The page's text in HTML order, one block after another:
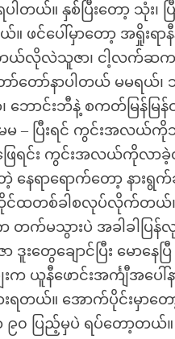
နှစ်ပြီးတော့ သုံး၊ ပြီးတ
င်ပေါ်မှာတော့ အရှိုးရာ
လိုလဲသူဇာ၊ ငါ့လက်ဆကတ
ော်နာပါတယ် မမရယ်၊
ဘောင်းဘီနဲ့ စကတ်မြန်မြ
ပြီးရင် ကွင်းအလယ်ကိုသွ
ေရင်း ကွင်းအလယ်ကိုလာခဲ့
ရာရောက်တော့ နားရွ
စ်ခါစလုပ်လိုက်တယ်။ သ
တက်မသွားပဲ အခါခါပ
ချောင်ပြီး မောနေပ
ယူနီဖောင်းအင်္ကျီအပေ
းရတယ်။ အောက်ပိုင်းမှာတ
ပြည့်မှပဲ ရပ်တော့တယ်